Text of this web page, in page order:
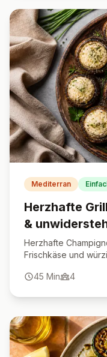
Mediterran
Herzhafte
&
Herzhafte
Frischkäse und
45 Min 4